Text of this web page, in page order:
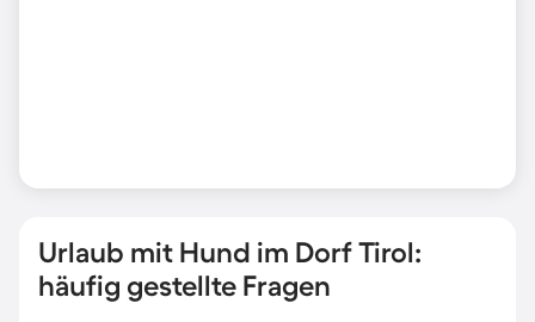
Urlaub mit Hund im Dorf Tirol:
häufig gestellte Fragen